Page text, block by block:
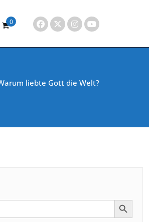
0
liebte Gott die Welt?
Search Button